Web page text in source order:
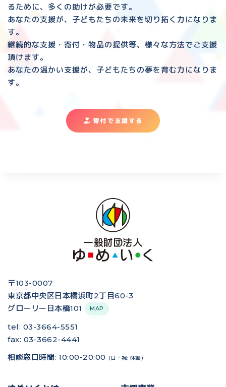
るために、多くの助けが必要です。
あなたの支援が、子どもたちの未来を切り拓く力になりま
す。
継続的な支援・寄付・物品の提供等、様々な方法でご支援
頂けます。
あなたの温かい支援が、子どもたちの夢を育む力になりま
す。
寄付で支援する
〒103-0007
東京都中央区日本橋浜町2丁目60-3
グローリー日本橋101
MAP
tel: 03-3664-5551
fax: 03-3662-4441
相談窓口時間: 10:00-20:00
（日・祝: 休館）